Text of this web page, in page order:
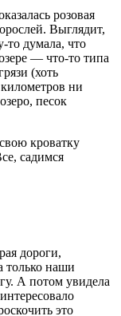
розовая
Выглядит,
думала, что
— что-то типа
(хоть
ни
песок
кроватку
садимся
дороги,
только наши
А потом увидела
это